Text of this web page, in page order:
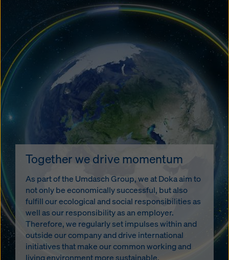
Together we drive momentum
As part of the Umdasch Group, we at Doka aim to
not only be economically successful, but also
fulfill our ecological and social responsibilities as
well as our responsibility as an employer.
Therefore, we regularly set impulses within and
outside our company and drive international
initiatives that make our common working and
living environment more sustainable.